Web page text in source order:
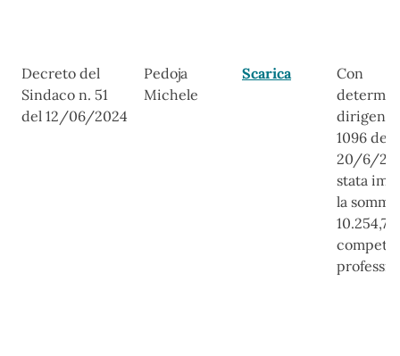
Decreto del
Sindaco n. 51
del 12/06/2024
Pedoja
Michele
Scarica
Con
1096 del
20/6/
stata
la